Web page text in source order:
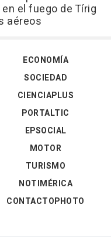
el fuego de Tírig
aéreos
ECONOMÍA
SOCIEDAD
CIENCIAPLUS
PORTALTIC
EPSOCIAL
MOTOR
TURISMO
NOTIMÉRICA
CONTACTOPHOTO